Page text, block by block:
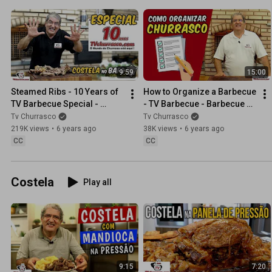
seu tempo “livre” e torne-se um EXPERT em churrasco com nosso
CHURRASCO, ministrado por Valtão Oliveira, churrasqueiro com
com a participação de Tiago Oliveira e Eduardo Costa.
9:59
Steamed Ribs - 10 Years of
TV Barbecue Special -
Barbecue Manual Part 1
Tv Churrasco
219K views • 6 years ago
CC
15:00
How to Organize a Barbecue
- TV Barbecue - Barbecue
Manual - Part 2
Tv Churrasco
38K views • 6 years ago
CC
Costela Play all
9:15 7:20